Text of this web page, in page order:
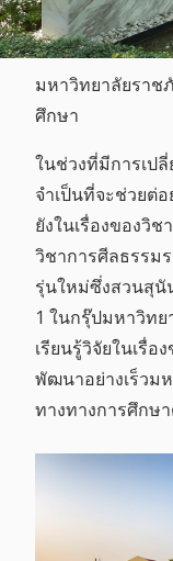
มหาวิทยาลัยราช
ศึกษา
ในช่วงที่มีการเปลี่
จำเป็นที่จะช่วย
ยังในเรื่องของวิ
วิชาการศีลธรรม
รุ่นใหม่ซึ่งสวนสุนั
1 ในกรุ๊ปมหาวิท
เรียนรู้วิจัยในเรื่
พัฒนาอย่างเร็วม
ทางทางการศึกษ